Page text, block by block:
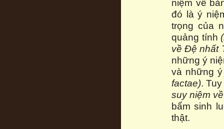
niệm về
đó là ý
trọng của
quảng tính
về Đệ nhất
những ý
và những
factae).
suy niệm
bẩm sinh
thật.